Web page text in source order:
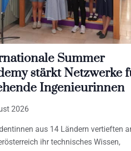
Summer
stärkt Netzwerke
Ingenieurinnen
2026
aus 14 Ländern vertieften
ihr technisches Wissen,